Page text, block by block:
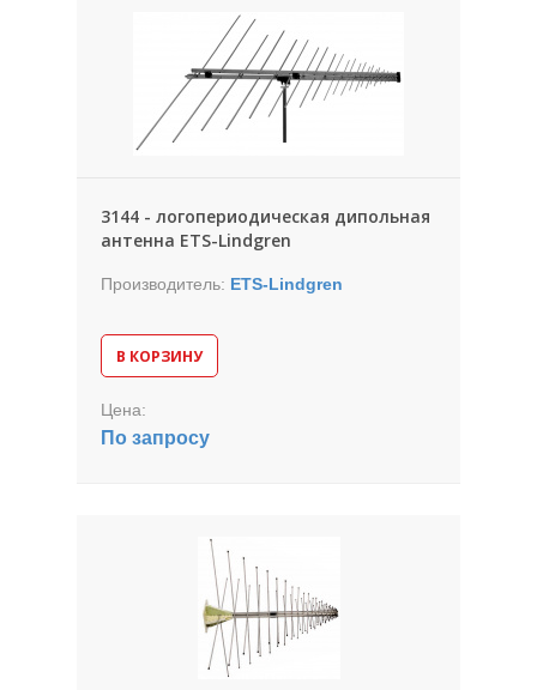
3144 - логопериодическая дипольная
антенна ETS-Lindgren
Производитель: ETS-Lindgren
В КОРЗИНУ
Цена:
По запросу